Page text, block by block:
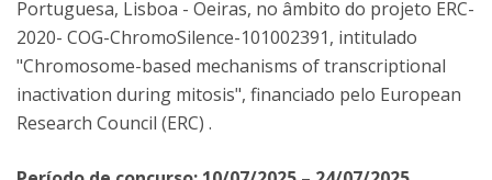
Portuguesa, Lisboa - Oeiras, no âmbito do projeto ERC-
2020- COG-ChromoSilence-101002391, intitulado
"Chromosome-based mechanisms of transcriptional
inactivation during mitosis", financiado pelo European
Research Council (ERC) .